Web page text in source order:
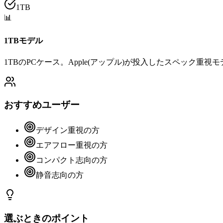
1TB
📊
1TBモデル
1TBのPCケース。Apple(アップル)が投入したスペック重視モ
おすすめユーザー
デザイン重視の方
エアフロー重視の方
コンパクト志向の方
静音志向の方
選ぶときのポイント